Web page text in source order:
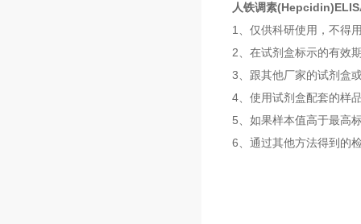
人铁调素
1、仅供科研使用，不得
2、在试剂盒标示的有效
3、跟其他厂家的试剂盒
4、使用试剂盒配套的样
5、如果样本值高于最高
6、通过其他方法得到的